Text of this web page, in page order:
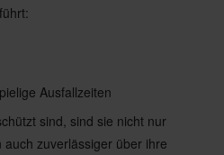
Ausfallzeiten
sind, sind sie nicht nur
zuverlässiger über ihre